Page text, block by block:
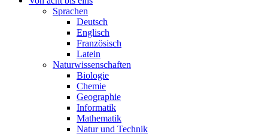
Sprachen
Deutsch
Englisch
Französisch
Latein
Naturwissenschaften
Biologie
Chemie
Geographie
Informatik
Mathematik
Natur und Technik